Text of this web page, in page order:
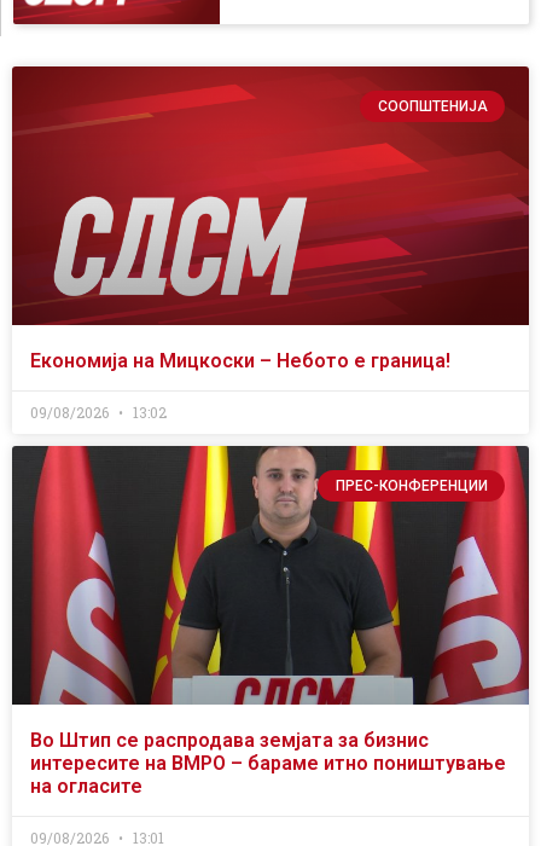
СООПШТЕНИЈА
Економија на Мицкоски – Небото е граница!
09/08/2026 13:02
ПРЕС-КОНФЕРЕНЦИИ
Во Штип се распродава земјата за бизнис
интересите на ВМРО – бараме итно поништување
на огласите
09/08/2026 13:01